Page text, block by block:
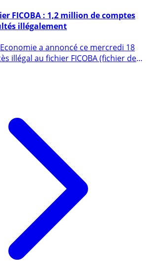
FICOBA : 1,2 million de comptes
a annoncé ce mercredi 18
illégal au fichier FICOBA (fichier de